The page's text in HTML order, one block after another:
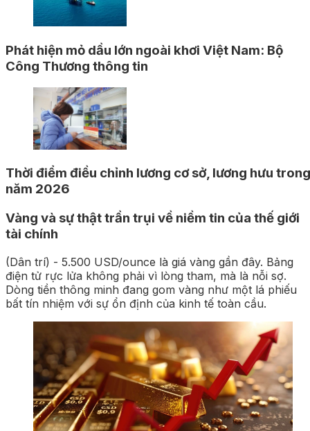
Phát hiện mỏ dầu lớn ngoài khơi Việt Nam: Bộ
Công Thương thông tin
Thời điểm điều chỉnh lương cơ sở, lương hưu trong
năm 2026
Vàng và sự thật trần trụi về niềm tin của thế giới
tài chính
(Dân trí) - 5.500 USD/ounce là giá vàng gần đây. Bảng
điện tử rực lửa không phải vì lòng tham, mà là nỗi sợ.
Dòng tiền thông minh đang gom vàng như một lá phiếu
bất tín nhiệm với sự ổn định của kinh tế toàn cầu.